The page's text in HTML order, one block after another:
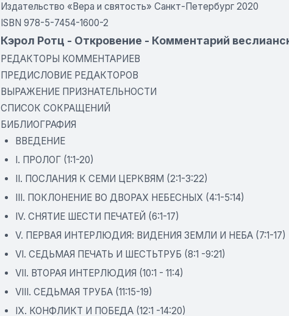
Издательство «Вера и святость» Санкт-Петербург 2020
ISBN 978-5-7454-1600-2
Кэрол Ротц - Откровение - Комментарий
РЕДАКТОРЫ КОММЕНТАРИЕВ
ПРЕДИСЛОВИЕ РЕДАКТОРОВ
ВЫРАЖЕНИЕ ПРИЗНАТЕЛЬНОСТИ
СПИСОК СОКРАЩЕНИЙ
БИБЛИОГРАФИЯ
ВВЕДЕНИЕ
I. ПРОЛОГ (1:1-20)
II. ПОСЛАНИЯ К СЕМИ ЦЕРКВЯМ (2:1-3:22)
III. ПОКЛОНЕНИЕ ВО ДВОРАХ НЕБЕСНЫХ (4:1-5:14)
IV. СНЯТИЕ ШЕСТИ ПЕЧАТЕЙ (6:1-17)
V. ПЕРВАЯ ИНТЕРЛЮДИЯ: ВИДЕНИЯ ЗЕМЛИ И НЕБА (7:1-17)
VI. СЕДЬМАЯ ПЕЧАТЬ И ШЕСТЬТРУБ (8:1 -9:21)
VII. ВТОРАЯ ИНТЕРЛЮДИЯ (10:1 - 11:4)
VIII. СЕДЬМАЯ ТРУБА (11:15-19)
IX. КОНФЛИКТ И ПОБЕДА (12:1 -14:20)